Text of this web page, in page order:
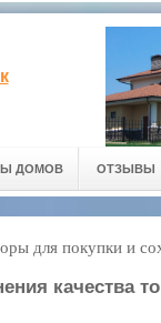
ДОМОВ ОТЗЫВЫ
для покупки и
качества